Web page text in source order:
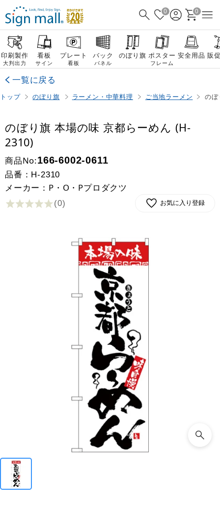
0 0
印刷製作
大判出力
看板
サイン
プレート
看板
バック
パネル
のぼり旗 ポスター
フレーム
安全用品 販
一覧に戻る
トップ のぼり旗 ラーメン・中華料理 ご当地ラーメン の
のぼり旗 本場の味 京都らーめん (H-
2310)
商品No:166-6002-0611
品番： H-2310
メーカー：P・O・Pプロダクツ
(0) お気に入り登録